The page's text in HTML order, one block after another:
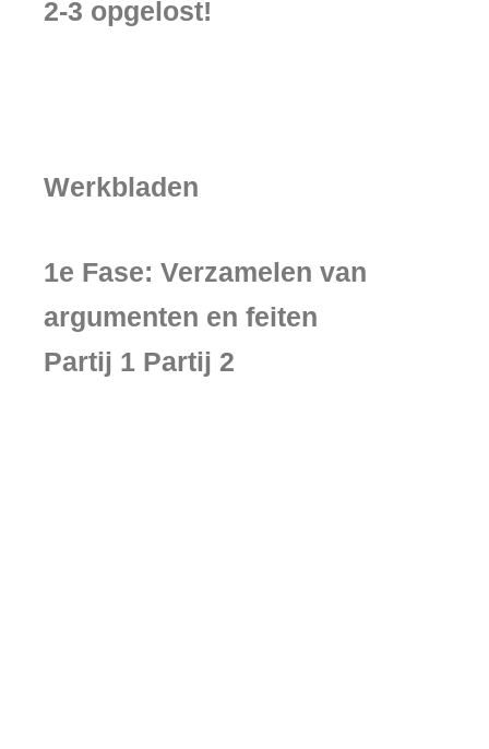
2-3 opgelost!
Werkbladen
1e Fase: Verzamelen van
argumenten en feiten
Partij 1 Partij 2